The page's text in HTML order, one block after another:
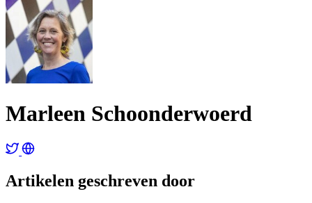
Marleen Schoonderwoerd
Artikelen geschreven door